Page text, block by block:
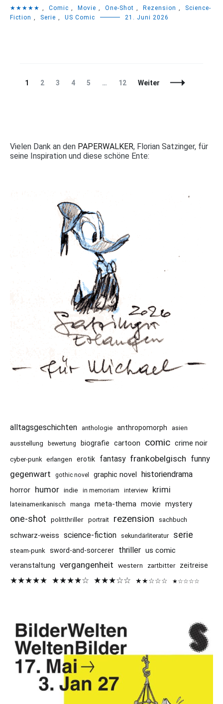
★★★★★ Comic Movie One-Shot Rezension
Science-
Fiction
Serie US Comic 21. Juni 2026
Beitragsnavigation
Seite
1 Seite
2 Seite
3 Seite
4 Seite
5 … Seite
12 Weiter
Vielen Dank an den PAPERWALKER, Florian Satzinger, für
seine Inspiration und diese schöne Ente:
alltagsgeschichten anthologie anthropomorph asien
ausstellung bewertung biografie cartoon comic crime noir
cyber-punk erlangen erotik fantasy frankobelgisch funny
gegenwart gothic novel graphic novel historiendrama
horror humor indie in memoriam interview krimi
lateinamerikanisch manga meta-thema movie mystery
one-shot politthriller portrait rezension sachbuch
schwarz-weiss science-fiction sekundärliteratur serie
steam-punk sword-and-sorcerer thriller us comic
veranstaltung vergangenheit western zartbitter zeitreise
★★★★★ ★★★★☆ ★★★☆☆ ★★☆☆☆ ★☆☆☆☆